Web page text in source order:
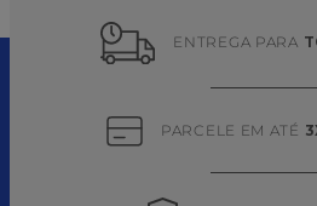
ENTREGA PARA
PARCELE EM ATÉ